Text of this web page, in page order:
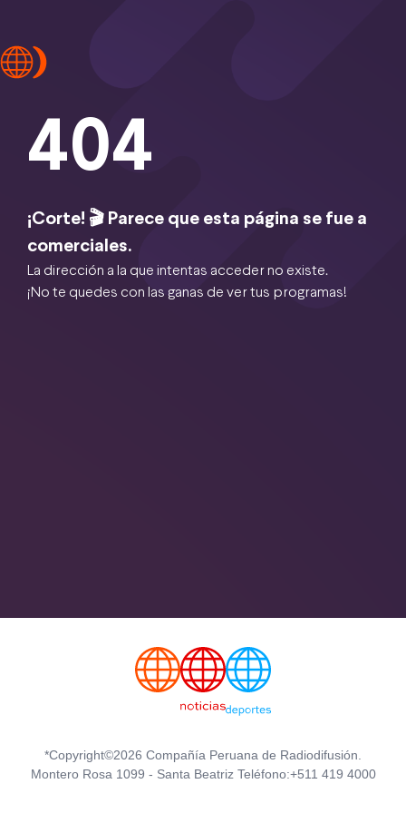
404
¡Corte! 🎬 Parece que esta página se fue a
comerciales.
La dirección a la que intentas acceder no existe.
¡No te quedes con las ganas de ver tus programas!
*Copyright©2026 Compañía Peruana de Radiodifusión.
Montero Rosa 1099 - Santa Beatriz Teléfono:+511 419 4000